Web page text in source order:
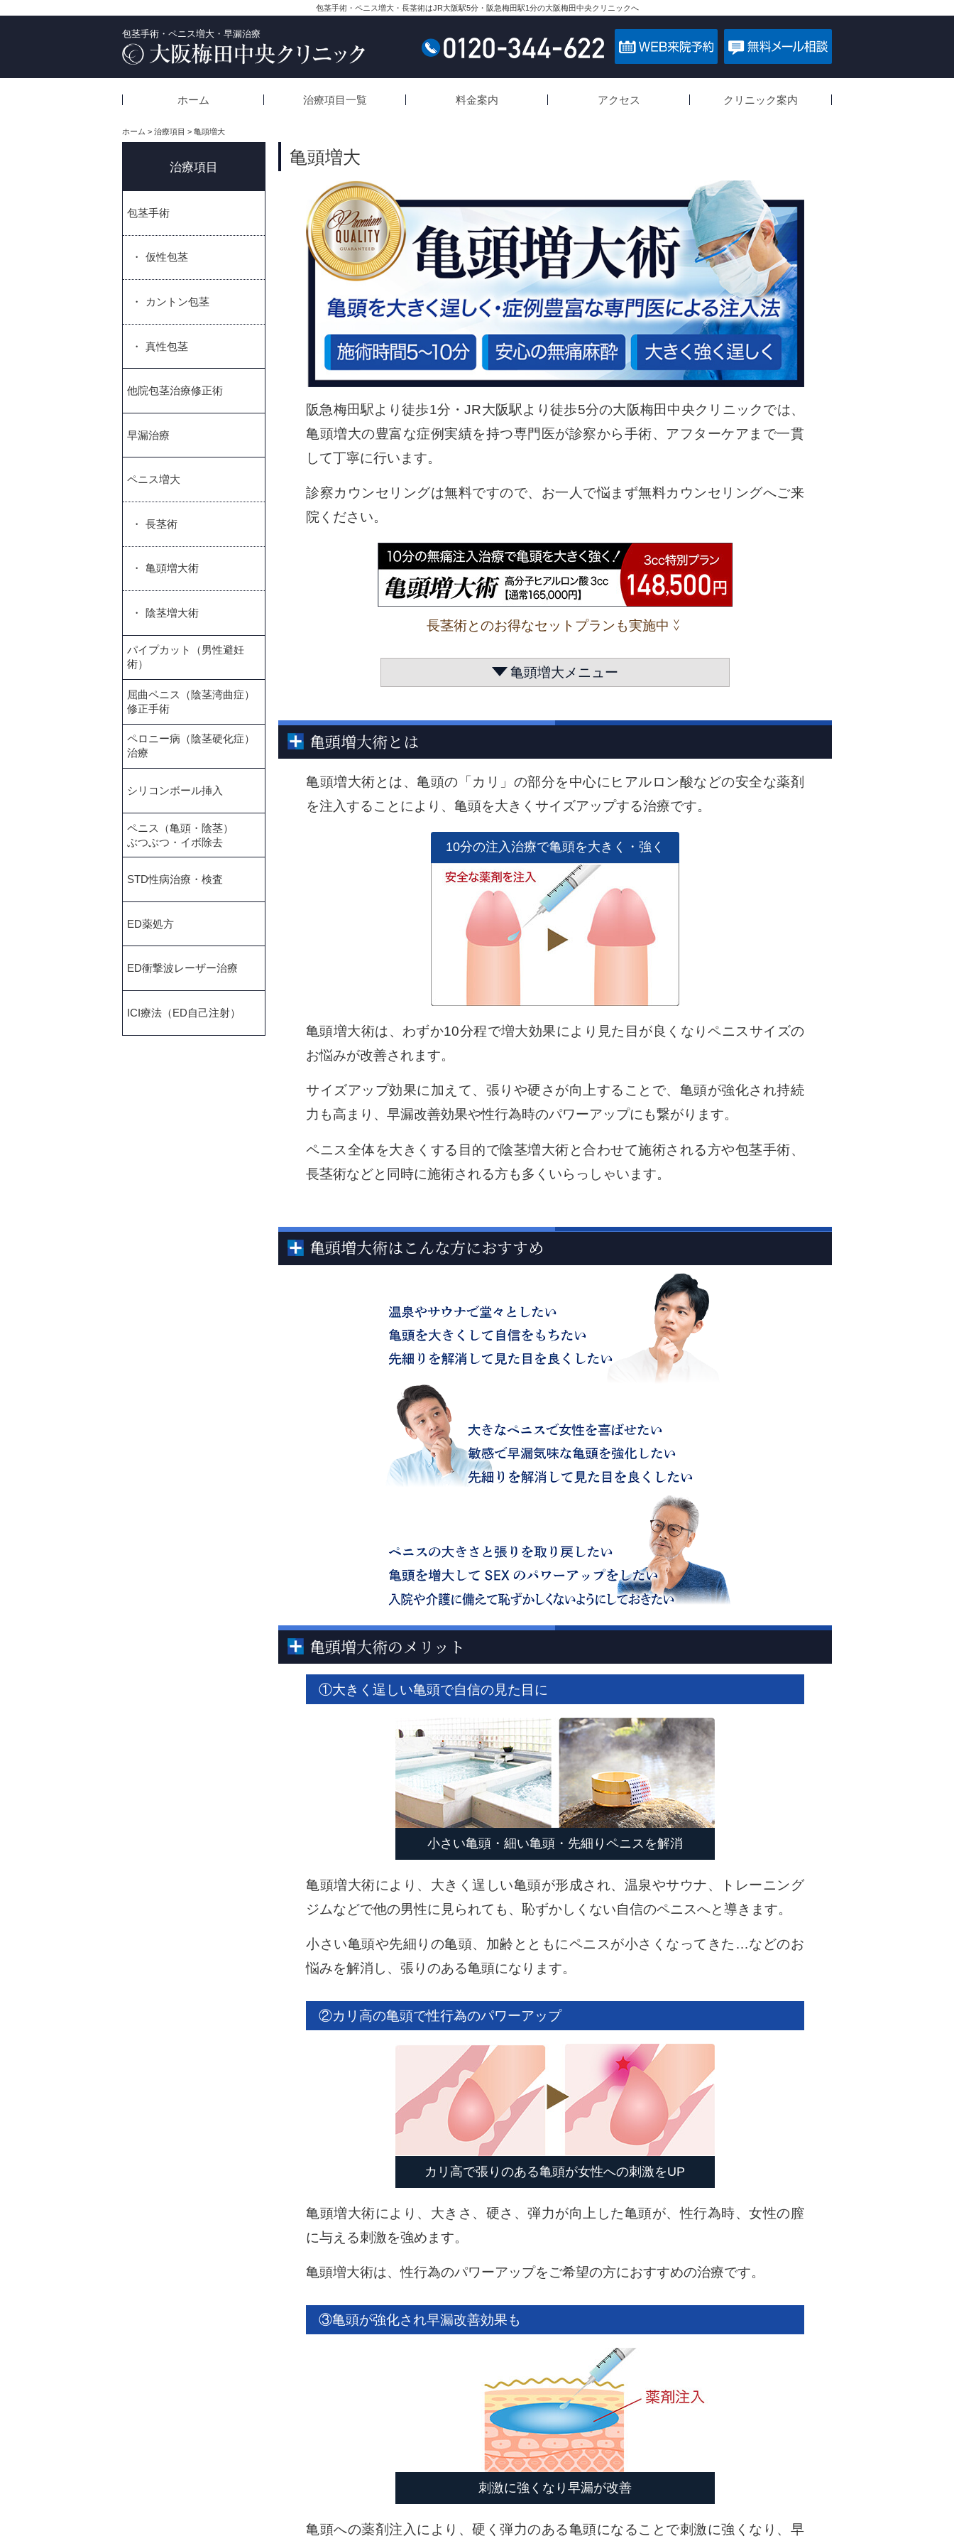
包茎手術・ペニス増大・長茎術はJR大阪駅5分・阪急梅田駅1分の大阪梅田中央クリニックへ
包茎手術・ペニス増大・早漏治療
ホーム 治療項目一覧 料金案内 アクセス クリニック案内
ホーム > 治療項目 > 亀頭増大
亀頭増大
阪急梅田駅より徒歩1分・JR大阪駅より徒歩5分の大阪梅田中央クリニックでは、
亀頭増大の豊富な症例実績を持つ専門医が診察から手術、アフターケアまで一貫
して丁寧に行います。
診察カウンセリングは無料ですので、お一人で悩まず無料カウンセリングへご来
院ください。
長茎術とのお得なセットプランも実施中
亀頭増大メニュー
亀頭増大術とは
亀頭増大術とは、亀頭の「カリ」の部分を中心にヒアルロン酸などの安全な薬剤
を注入することにより、亀頭を大きくサイズアップする治療です。
10分の注入治療で亀頭を大きく・強く
亀頭増大術は、わずか10分程で増大効果により見た目が良くなりペニスサイズの
お悩みが改善されます。
サイズアップ効果に加えて、張りや硬さが向上することで、亀頭が強化され持続
力も高まり、早漏改善効果や性行為時のパワーアップにも繋がります。
ペニス全体を大きくする目的で陰茎増大術と合わせて施術される方や包茎手術、
長茎術などと同時に施術される方も多くいらっしゃいます。
亀頭増大術はこんな方におすすめ
亀頭増大術のメリット
①大きく逞しい亀頭で自信の見た目に
小さい亀頭・細い亀頭・先細りペニスを解消
亀頭増大術により、大きく逞しい亀頭が形成され、温泉やサウナ、トレーニング
ジムなどで他の男性に見られても、恥ずかしくない自信のペニスへと導きます。
小さい亀頭や先細りの亀頭、加齢とともにペニスが小さくなってきた…などのお
悩みを解消し、張りのある亀頭になります。
②カリ高の亀頭で性行為のパワーアップ
カリ高で張りのある亀頭が女性への刺激をUP
亀頭増大術により、大きさ、硬さ、弾力が向上した亀頭が、性行為時、女性の膣
に与える刺激を強めます。
亀頭増大術は、性行為のパワーアップをご希望の方におすすめの治療です。
③亀頭が強化され早漏改善効果も
刺激に強くなり早漏が改善
亀頭への薬剤注入により、硬く弾力のある亀頭になることで刺激に強くなり、早
包茎手術
仮性包茎
カントン包茎
真性包茎
他院包茎治療修正術
早漏治療
ペニス増大
長茎術
亀頭増大術
陰茎増大術
パイプカット（男性避妊
術）
屈曲ペニス（陰茎湾曲症）
修正手術
ペロニー病（陰茎硬化症）
治療
シリコンボール挿入
ペニス（亀頭・陰茎）
ぶつぶつ・イボ除去
STD性病治療・検査
ED薬処方
ED衝撃波レーザー治療
ICI療法（ED自己注射）